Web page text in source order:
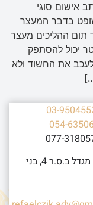
אישום סוגי
בדבר המעצר
תום ההליכים מעצר
יכול להסתפק
את החשוד ולא
03-
054-
מצדה 7, מגדל ב.ס.ר 4, בני